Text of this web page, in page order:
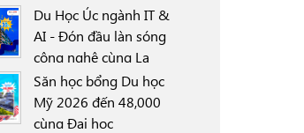
Du Học Úc ngành IT &
AI - Đón đầu làn sóng
công nghệ cùng La
Trobe University
Sydney Campus với
học bổng 30%
Săn học bổng Du học
Mỹ 2026 đến 48,000
cùng Đại học